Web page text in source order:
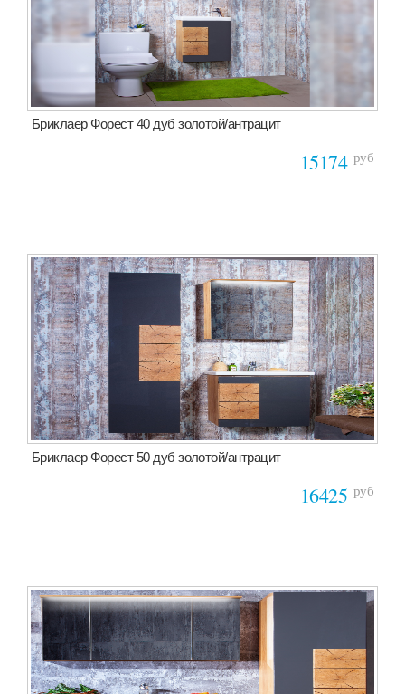
Бриклаер Форест 40 дуб золотой/антрацит
15174 руб
Бриклаер Форест 50 дуб золотой/антрацит
16425 руб